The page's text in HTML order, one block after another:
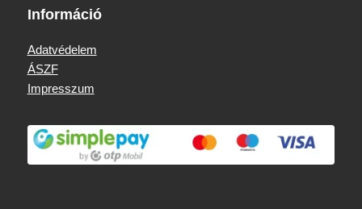
Információ
Adatvédelem
ÁSZF
Impresszum